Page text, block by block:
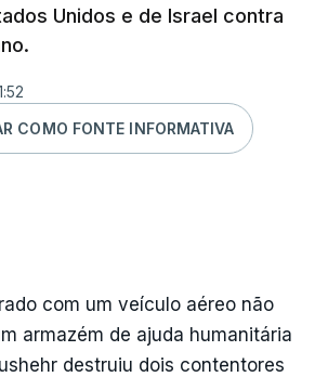
Unidos e de Israel contra
COMO FONTE INFORMATIVA
com um veículo aéreo não
armazém de ajuda humanitária
destruiu dois contentores